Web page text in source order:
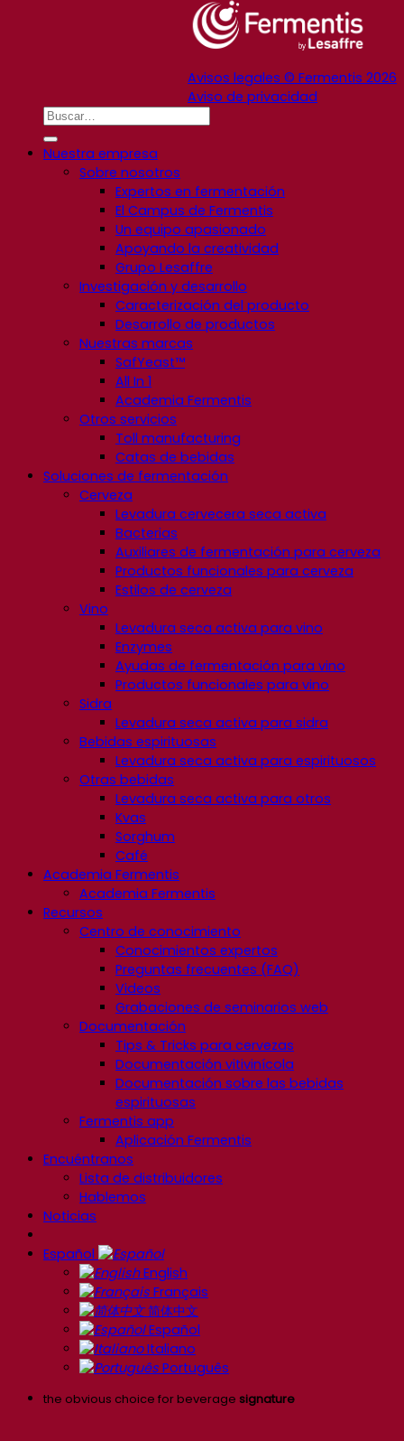
Avisos legales © Fermentis 2026
Aviso de privacidad
Nuestra empresa
Sobre nosotros
Expertos en fermentación
El Campus de Fermentis
Un equipo apasionado
Apoyando la creatividad
Grupo Lesaffre
Investigación y desarrollo
Caracterización del producto
Desarrollo de productos
Nuestras marcas
SafYeast™
All In 1
Academia Fermentis
Otros servicios
Toll manufacturing
Catas de bebidas
Soluciones de fermentación
Cerveza
Levadura cervecera seca activa
Bacterias
Auxiliares de fermentación para cerveza
Productos funcionales para cerveza
Estilos de cerveza
Vino
Levadura seca activa para vino
Enzymes
Ayudas de fermentación para vino
Productos funcionales para vino
Sidra
Levadura seca activa para sidra
Bebidas espirituosas
Levadura seca activa para espirituosos
Otras bebidas
Levadura seca activa para otros
Kvas
Sorghum
Café
Academia Fermentis
Academia Fermentis
Recursos
Centro de conocimiento
Conocimientos expertos
Preguntas frecuentes (FAQ)
Videos
Grabaciones de seminarios web
Documentación
Tips & Tricks para cervezas
Documentación vitivinícola
Documentación sobre las bebidas
espirituosas
Fermentis app
Aplicación Fermentis
Encuéntranos
Lista de distribuidores
Hablemos
Noticias
Español
English
Français
简体中文
Español
Italiano
Português
the obvious choice for beverage signature